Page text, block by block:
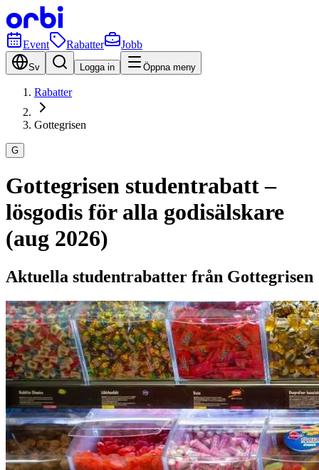
Event Rabatter Jobb
Sv Logga in Öppna meny
Rabatter
Gottegrisen
G
Gottegrisen studentrabatt –
lösgodis för alla godisälskare
(aug 2026)
Aktuella studentrabatter från Gottegrisen